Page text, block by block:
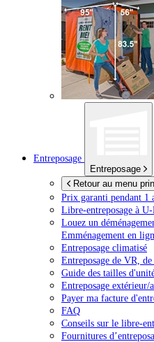
Entreposage
Entreposage
Retour au menu
Prix garanti pendant 1
Libre-entreposage à U-
Louez un
Emménagement en
Entreposage climatisé
Entreposage de VR,
Guide des tailles
Entreposage extérieur/
Payer ma facture
FAQ
Conseils sur le libre-
Fournitures